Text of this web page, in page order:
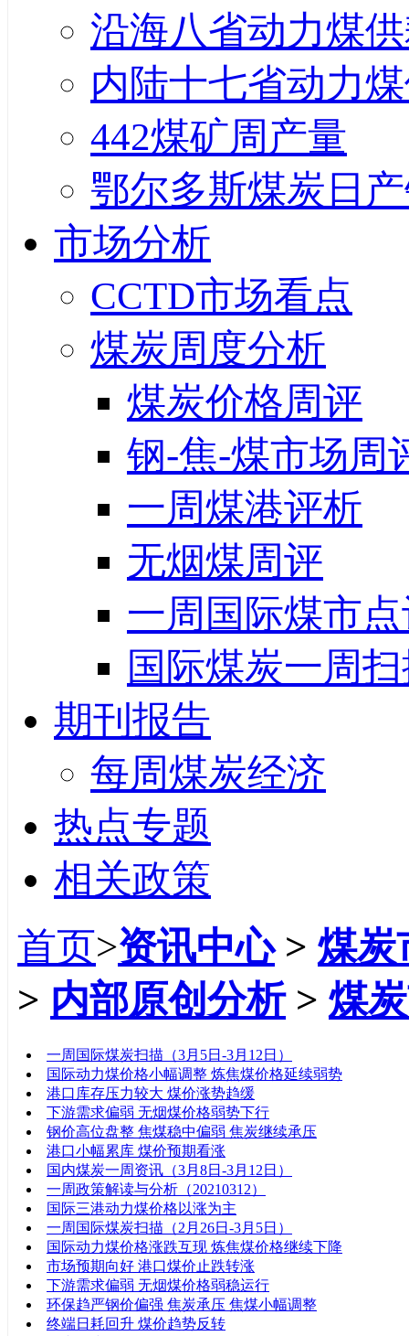
沿海八省动力煤
内陆十七省动力
442煤矿周产量
鄂尔多斯煤炭日
市场分析
CCTD市场看点
煤炭周度分析
煤炭价格周评
钢-焦-煤市场周
一周煤港评析
无烟煤周评
一周国际煤市
国际煤炭一周
期刊报告
每周煤炭经济
热点专题
相关政策
首页>资讯中心> 煤炭
> 内部原创分析> 煤
一周国际煤炭扫描（3月5日-3月12日）
国际动力煤价格小幅调整 炼焦煤价格延续弱势
港口库存压力较大 煤价涨势趋缓
下游需求偏弱 无烟煤价格弱势下行
钢价高位盘整 焦煤稳中偏弱 焦炭继续承压
港口小幅累库 煤价预期看涨
国内煤炭一周资讯（3月8日-3月12日）
一周政策解读与分析（20210312）
国际三港动力煤价格以涨为主
一周国际煤炭扫描（2月26日-3月5日）
国际动力煤价格涨跌互现 炼焦煤价格继续下降
市场预期向好 港口煤价止跌转涨
下游需求偏弱 无烟煤价格弱稳运行
环保趋严钢价偏强 焦炭承压 焦煤小幅调整
终端日耗回升 煤价趋势反转